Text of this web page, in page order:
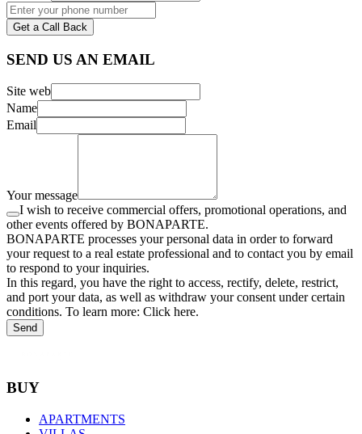
Get a Call Back
SEND US AN EMAIL
Site web
Name
Email
Your message
I wish to receive commercial offers, promotional operations, and
other events offered by BONAPARTE.
BONAPARTE processes your personal data in order to forward
your request to a real estate professional and to contact you by email
to respond to your inquiries.
In this regard, you have the right to access, rectify, delete, restrict,
and port your data, as well as withdraw your consent under certain
conditions. To learn more: Click here.
Send
BUY
APARTMENTS